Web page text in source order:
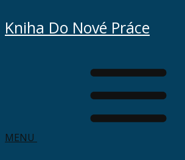
Kniha Do Nové Práce
MENU